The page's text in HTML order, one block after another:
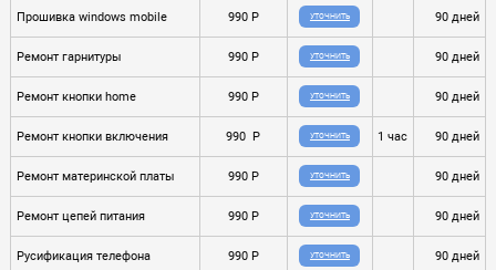
Прошивка windows mobile 990 P УТОЧНИТЬ 90 дней
Ремонт гарнитуры 990 P УТОЧНИТЬ 90 дней
Ремонт кнопки home 990 P УТОЧНИТЬ 90 дней
Ремонт кнопки включения 990 P УТОЧНИТЬ 1 час 90 дней
Ремонт материнской платы 990 P УТОЧНИТЬ 90 дней
Ремонт цепей питания 990 P УТОЧНИТЬ 90 дней
Русификация телефона 990 P УТОЧНИТЬ 90 дней